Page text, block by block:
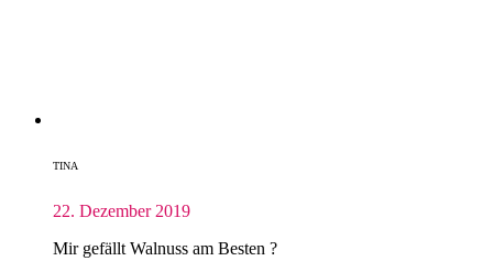
TINA
22. Dezember 2019
Mir gefällt Walnuss am Besten ?